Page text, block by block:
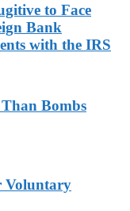
to Face
Bank
with the IRS
Bombs
Voluntary